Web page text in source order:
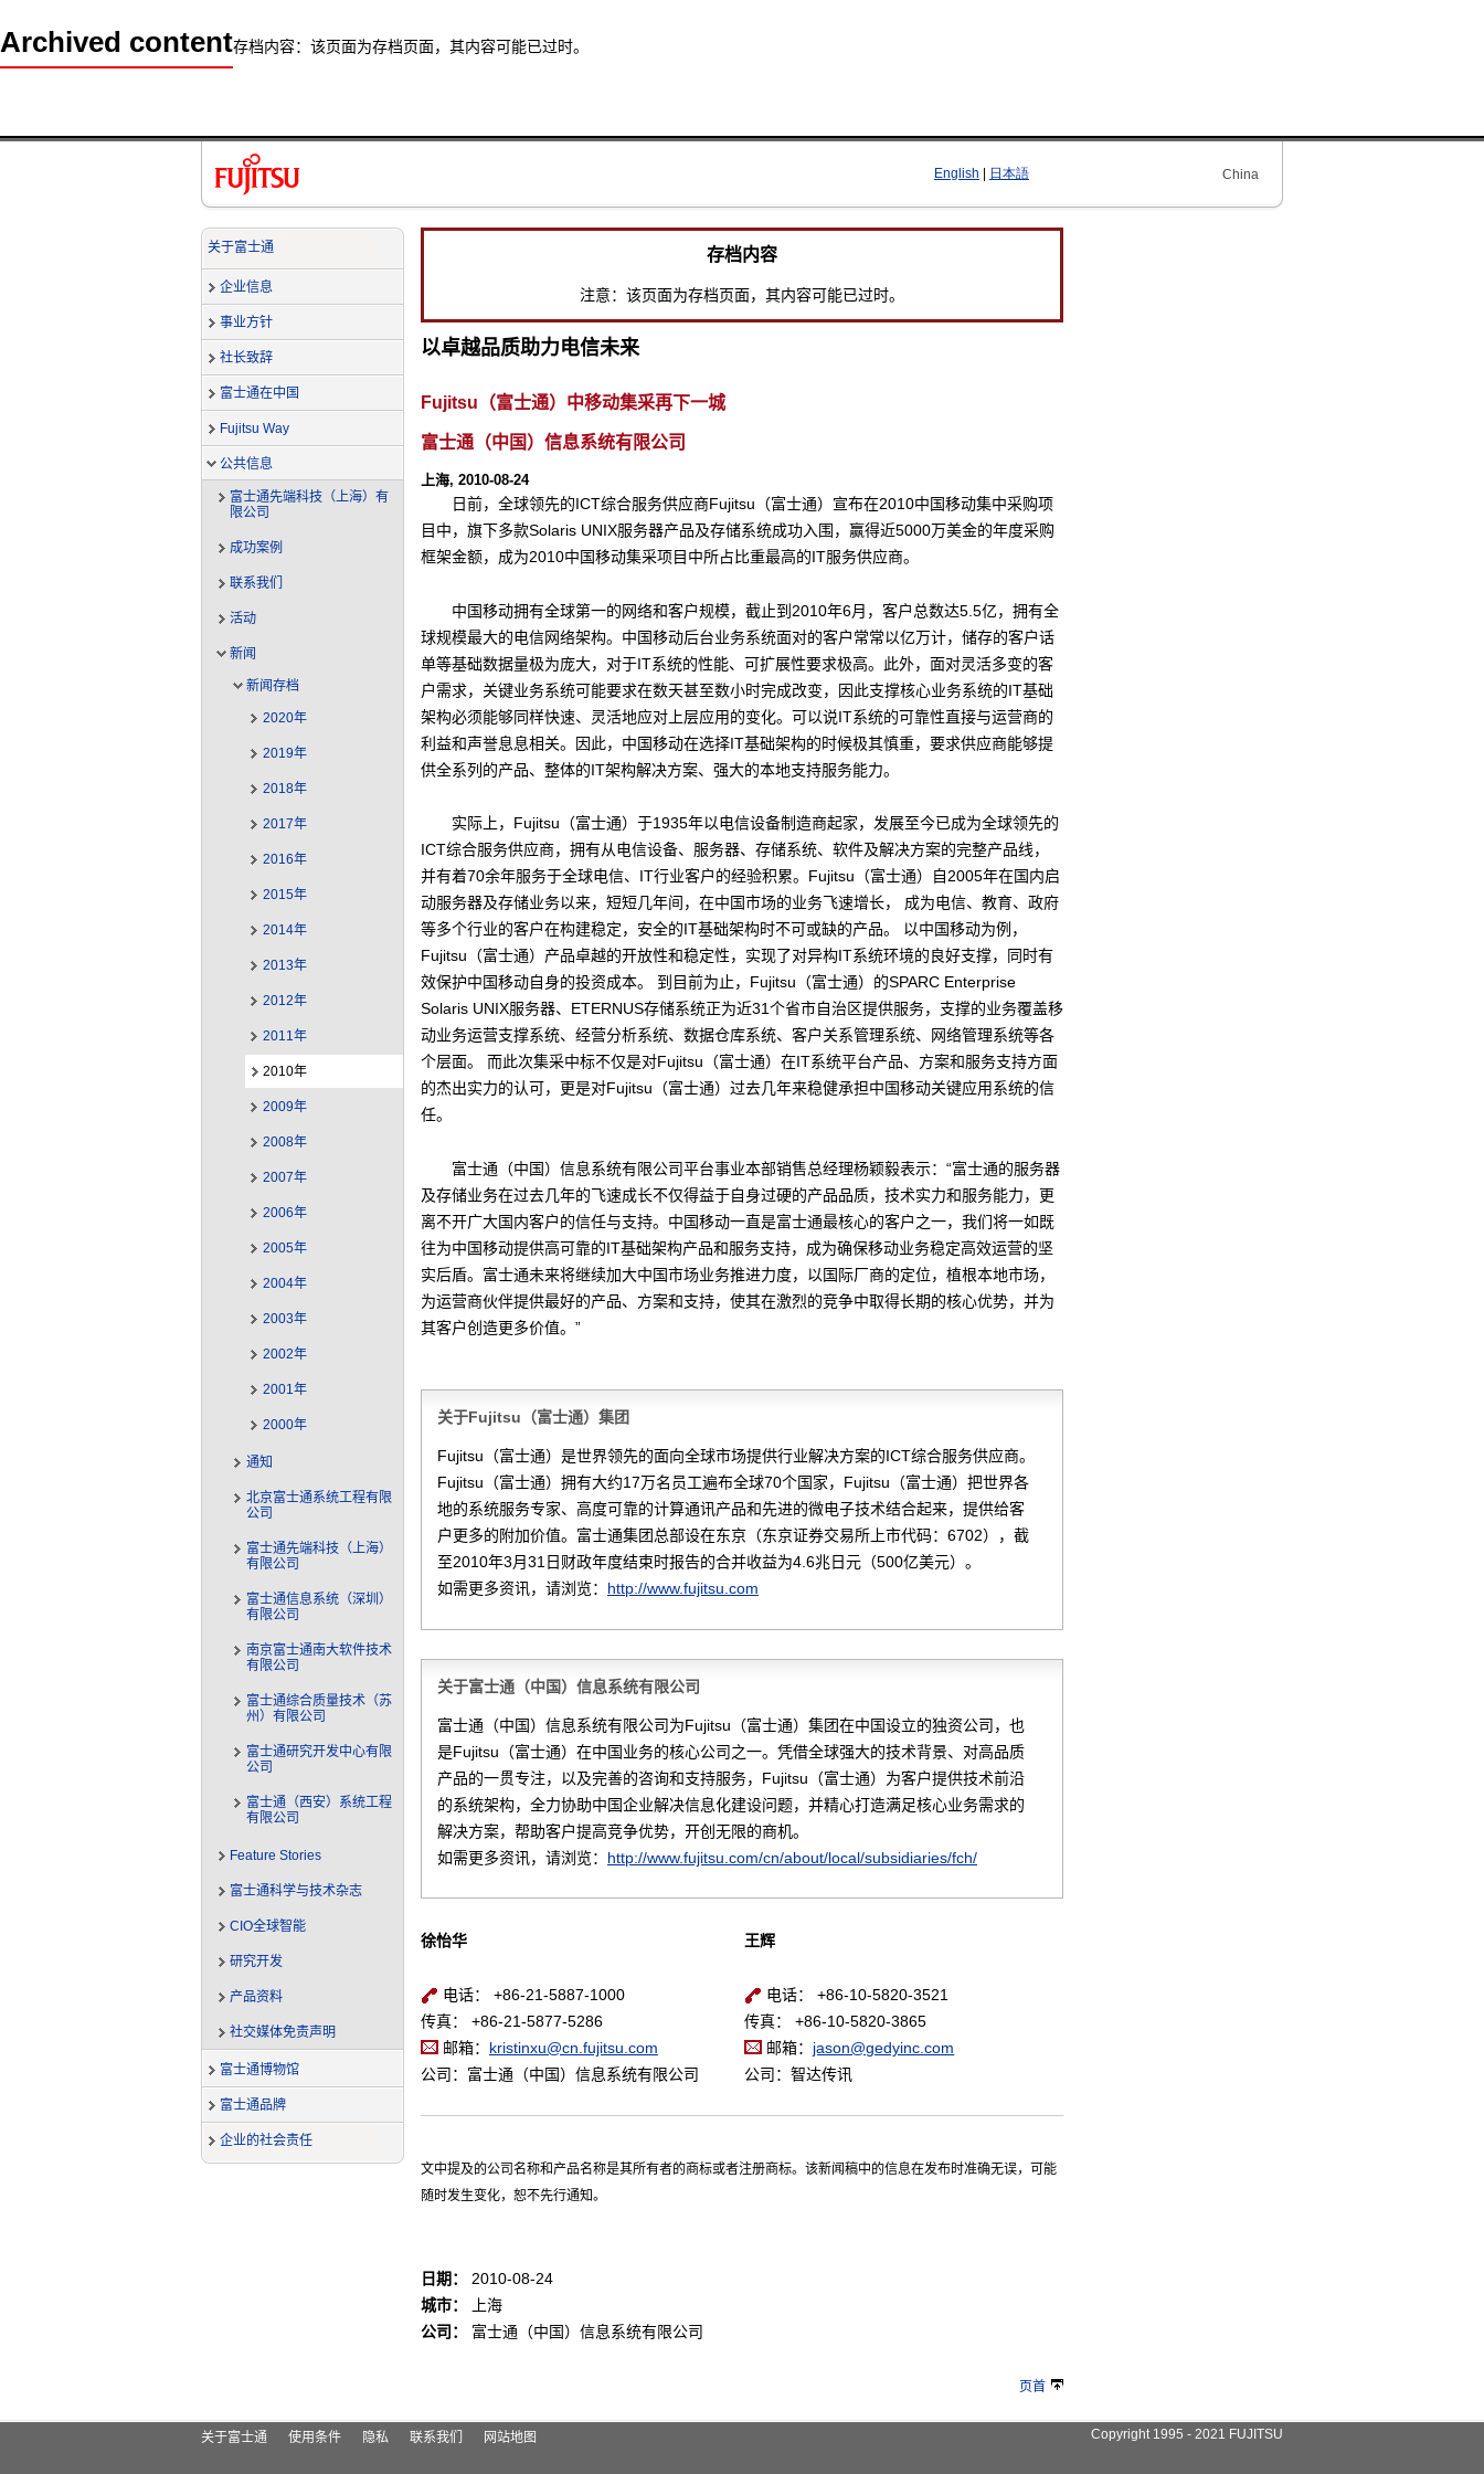
Archived content存档内容：该页面为存档页面，其内容可能已过时。
English | 日本語 China
关于富士通
企业信息
事业方针
社长致辞
富士通在中国
Fujitsu Way
公共信息
富士通先端科技（上海）有
限公司
成功案例
联系我们
活动
新闻
新闻存档
2020年
2019年
2018年
2017年
2016年
2015年
2014年
2013年
2012年
2011年
2010年
2009年
2008年
2007年
2006年
2005年
2004年
2003年
2002年
2001年
2000年
通知
北京富士通系统工程有限
公司
富士通先端科技（上海）
有限公司
富士通信息系统（深圳）
有限公司
南京富士通南大软件技术
有限公司
富士通综合质量技术（苏
州）有限公司
富士通研究开发中心有限
公司
富士通（西安）系统工程
有限公司
Feature Stories
富士通科学与技术杂志
CIO全球智能
研究开发
产品资料
社交媒体免责声明
富士通博物馆
富士通品牌
企业的社会责任
存档内容
注意：该页面为存档页面，其内容可能已过时。
以卓越品质助力电信未来
Fujitsu（富士通）中移动集采再下一城
富士通（中国）信息系统有限公司
上海, 2010-08-24
日前，全球领先的ICT综合服务供应商Fujitsu（富士通）宣布在2010中国移动集中采购项
目中，旗下多款Solaris UNIX服务器产品及存储系统成功入围，赢得近5000万美金的年度采购
框架金额，成为2010中国移动集采项目中所占比重最高的IT服务供应商。
中国移动拥有全球第一的网络和客户规模，截止到2010年6月，客户总数达5.5亿，拥有全
球规模最大的电信网络架构。中国移动后台业务系统面对的客户常常以亿万计，储存的客户话
单等基础数据量极为庞大，对于IT系统的性能、可扩展性要求极高。此外，面对灵活多变的客
户需求，关键业务系统可能要求在数天甚至数小时完成改变，因此支撑核心业务系统的IT基础
架构必须能够同样快速、灵活地应对上层应用的变化。可以说IT系统的可靠性直接与运营商的
利益和声誉息息相关。因此，中国移动在选择IT基础架构的时候极其慎重，要求供应商能够提
供全系列的产品、整体的IT架构解决方案、强大的本地支持服务能力。
实际上，Fujitsu（富士通）于1935年以电信设备制造商起家，发展至今已成为全球领先的
ICT综合服务供应商，拥有从电信设备、服务器、存储系统、软件及解决方案的完整产品线，
并有着70余年服务于全球电信、IT行业客户的经验积累。Fujitsu（富士通）自2005年在国内启
动服务器及存储业务以来，短短几年间，在中国市场的业务飞速增长， 成为电信、教育、政府
等多个行业的客户在构建稳定，安全的IT基础架构时不可或缺的产品。 以中国移动为例，
Fujitsu（富士通）产品卓越的开放性和稳定性，实现了对异构IT系统环境的良好支撑，同时有
效保护中国移动自身的投资成本。 到目前为止，Fujitsu（富士通）的SPARC Enterprise
Solaris UNIX服务器、ETERNUS存储系统正为近31个省市自治区提供服务，支撑的业务覆盖移
动业务运营支撑系统、经营分析系统、数据仓库系统、客户关系管理系统、网络管理系统等各
个层面。 而此次集采中标不仅是对Fujitsu（富士通）在IT系统平台产品、方案和服务支持方面
的杰出实力的认可，更是对Fujitsu（富士通）过去几年来稳健承担中国移动关键应用系统的信
任。
富士通（中国）信息系统有限公司平台事业本部销售总经理杨颖毅表示：“富士通的服务器
及存储业务在过去几年的飞速成长不仅得益于自身过硬的产品品质，技术实力和服务能力，更
离不开广大国内客户的信任与支持。中国移动一直是富士通最核心的客户之一，我们将一如既
往为中国移动提供高可靠的IT基础架构产品和服务支持，成为确保移动业务稳定高效运营的坚
实后盾。富士通未来将继续加大中国市场业务推进力度，以国际厂商的定位，植根本地市场，
为运营商伙伴提供最好的产品、方案和支持，使其在激烈的竞争中取得长期的核心优势，并为
其客户创造更多价值。”
关于Fujitsu（富士通）集团
Fujitsu（富士通）是世界领先的面向全球市场提供行业解决方案的ICT综合服务供应商。
Fujitsu（富士通）拥有大约17万名员工遍布全球70个国家，Fujitsu（富士通）把世界各
地的系统服务专家、高度可靠的计算通讯产品和先进的微电子技术结合起来，提供给客
户更多的附加价值。富士通集团总部设在东京（东京证券交易所上市代码：6702），截
至2010年3月31日财政年度结束时报告的合并收益为4.6兆日元（500亿美元）。
如需更多资讯，请浏览： http://www.fujitsu.com
关于富士通（中国）信息系统有限公司
富士通（中国）信息系统有限公司为Fujitsu（富士通）集团在中国设立的独资公司，也
是Fujitsu（富士通）在中国业务的核心公司之一。凭借全球强大的技术背景、对高品质
产品的一贯专注，以及完善的咨询和支持服务，Fujitsu（富士通）为客户提供技术前沿
的系统架构，全力协助中国企业解决信息化建设问题，并精心打造满足核心业务需求的
解决方案，帮助客户提高竞争优势，开创无限的商机。
如需更多资讯，请浏览： http://www.fujitsu.com/cn/about/local/subsidiaries/fch/
徐怡华
电话： +86-21-5887-1000
传真： +86-21-5877-5286
邮箱： kristinxu@cn.fujitsu.com
公司：富士通（中国）信息系统有限公司
王辉
电话： +86-10-5820-3521
传真： +86-10-5820-3865
邮箱： jason@gedyinc.com
公司：智达传讯
文中提及的公司名称和产品名称是其所有者的商标或者注册商标。该新闻稿中的信息在发布时准确无误，可能
随时发生变化，恕不先行通知。
日期：
2010-08-24
城市：
上海
公司：
富士通（中国）信息系统有限公司
页首
关于富士通 使用条件 隐私 联系我们 网站地图 Copyright 1995 - 2021 FUJITSU